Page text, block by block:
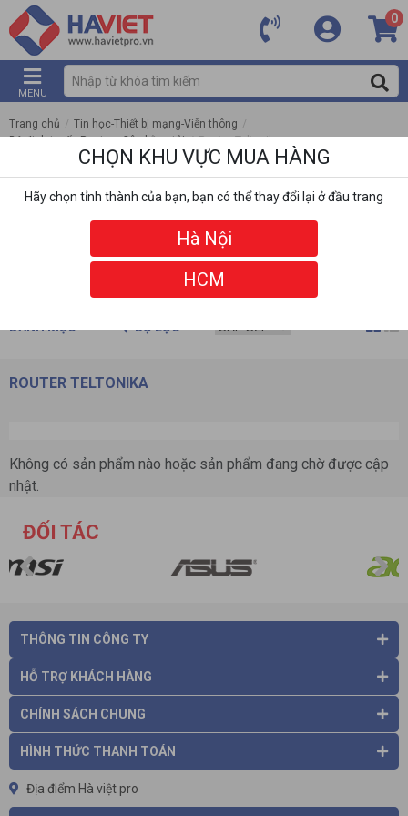
0
MENU
Trang chủ / Tin học-Thiết bị mạng-Viễn thông /
Bộ định tuyến Router - Cân bằng tải / Router Teltonika
DANH MỤC BỘ LỌC
ROUTER TELTONIKA
Không có sản phẩm nào hoặc sản phẩm đang chờ được cập
nhật.
ĐỐI TÁC
THÔNG TIN CÔNG TY
HỖ TRỢ KHÁCH HÀNG
CHÍNH SÁCH CHUNG
HÌNH THỨC THANH TOÁN
Địa điểm Hà việt pro
CHỌN KHU VỰC MUA HÀNG
Hãy chọn tỉnh thành của bạn, bạn có thể thay đổi lại ở đầu trang
Hà Nội
HCM